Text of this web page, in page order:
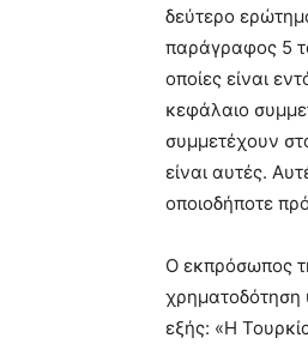
δεύτερο
παράγραφος 5
οποίες είναι
κεφάλαιο
συμμετέχουν
είναι αυτές.
οποιοδήποτε
Ο εκπρόσωπος
χρηματοδότηση
εξής: «Η